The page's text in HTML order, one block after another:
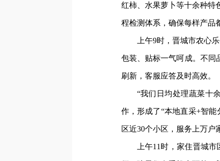
红柿、水果萝卜等十余种特
程检测体系，确保每样产品
上午9时，晋城市农心
包装、贴标一气呵成。不同
刷新，客服应答及时高效。
“我们日均处理蔬菜十
作，形成了“本地直采+智
区近30个小区，服务上万户
上午11时，家住晋城